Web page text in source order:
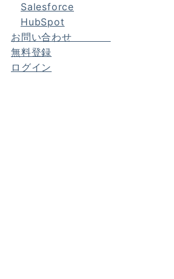
Salesforce
HubSpot
お問い合わせ
無料登録
ログイン